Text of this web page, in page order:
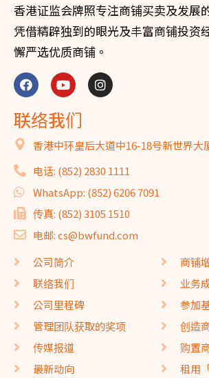
香港证监会牌照专注商铺买卖及发展
凭借精辟独到的眼光及丰富商铺投资
懈严选优质商铺。
联络我们
香港中环皇后大道中16-18号新世界大
电话: (852) 2830 1111
WhatsApp: (852) 6206 7091
传真: (852) 3105 1510
电邮: cs@bwfund.com
公司简介
联络我们
公司里程碑
管理团队获取的奖项
传媒报道
最新动向
商铺
业务
参加
创造
购置
租用